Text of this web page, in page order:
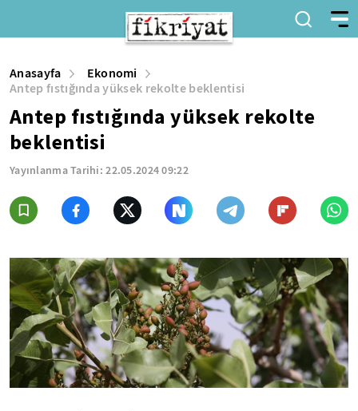
Anasayfa
Ekonomi
Antep fıstığında yüksek rekolte beklentisi
Antep fıstığında yüksek rekolte
beklentisi
Yayınlanma Tarihi:22.05.2024 09:22